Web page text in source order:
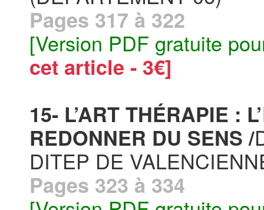
Pages 317 à 322
[Version PDF gratuite
cet article - 3€]
15- L’ART THÉRAPIE :
REDONNER DU SENS /
DITEP DE
Pages 323 à 334